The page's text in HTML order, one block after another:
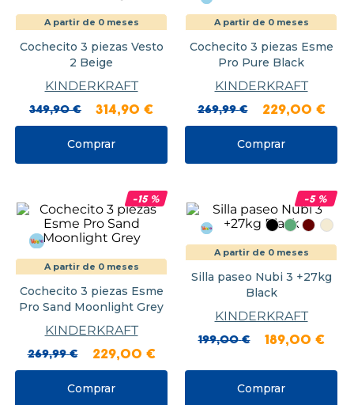
A partir de 0 meses
Cochecito 3 piezas Vesto
2 Beige
KINDERKRAFT
349,90 € 314,90 €
Comprar
A partir de 0 meses
Cochecito 3 piezas Esme
Pro Pure Black
KINDERKRAFT
269,99 € 229,00 €
Comprar
-15%
A partir de 0 meses
Cochecito 3 piezas Esme
Pro Sand Moonlight Grey
KINDERKRAFT
269,99 € 229,00 €
Comprar
-5%
A partir de 0 meses
Silla paseo Nubi 3 +27kg
Black
KINDERKRAFT
199,00 € 189,00 €
Comprar